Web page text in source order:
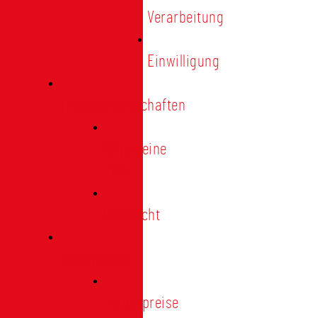
Verarbeitung
Einwilligung
Tischgemeinschaften
Allgemeine
Übersicht
Förderpreise